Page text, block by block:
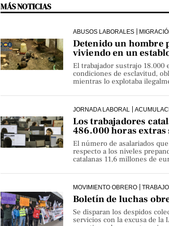
MÁS NOTICIAS
ABUSOS LABORALES
Detenido un hombre
viviendo en un
El trabajador sustrajo
condiciones de esclavitud,
mientras lo explotaba
JORNADA LABORAL
Los trabajadores
486.000 horas
El número de asalariados
respecto a los niveles
catalanas 11,6 millones de
MOVIMIENTO OBRERO TRABAJO
Boletín de luchas
Se disparan los despidos
servicios con la excusa de